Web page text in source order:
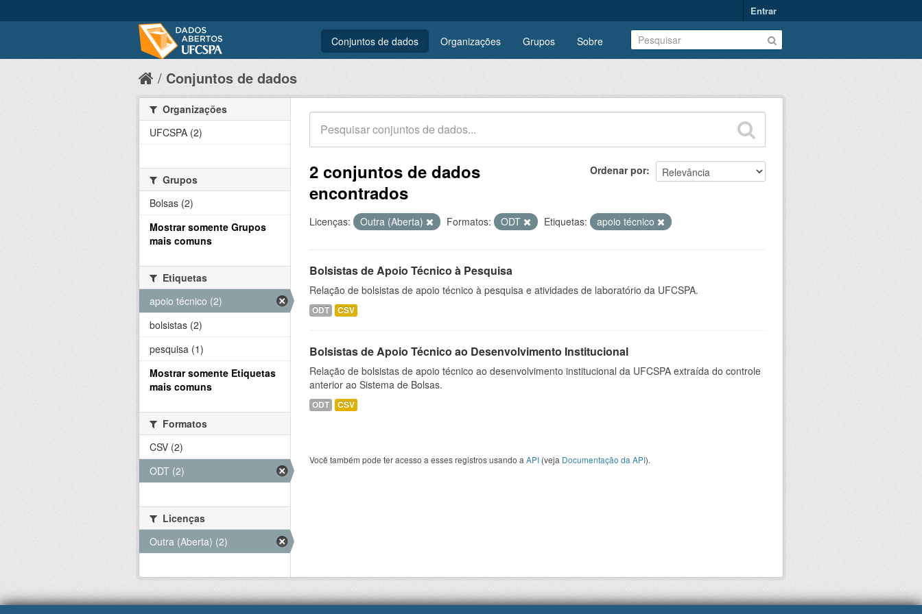
Entrar
Conjuntos de dados Organizações Grupos Sobre
Conjuntos de dados
Ordenar por
2 conjuntos de dados
encontrados
Licenças: Outra (Aberta) Formatos: ODT Etiquetas: apoio técnico
Bolsistas de Apoio Técnico à Pesquisa
Relação de bolsistas de apoio técnico à pesquisa e atividades de laboratório da UFCSPA.
ODT CSV
Bolsistas de Apoio Técnico ao Desenvolvimento Institucional
Relação de bolsistas de apoio técnico ao desenvolvimento institucional da UFCSPA extraída do controle
anterior ao Sistema de Bolsas.
ODT CSV
Você também pode ter acesso a esses registros usando a API (veja Documentação da API).
Organizações
UFCSPA (2)
Grupos
Bolsas (2)
Mostrar somente Grupos
mais comuns
Etiquetas
apoio técnico (2)
bolsistas (2)
pesquisa (1)
Mostrar somente Etiquetas
mais comuns
Formatos
CSV (2)
ODT (2)
Licenças
Outra (Aberta) (2)